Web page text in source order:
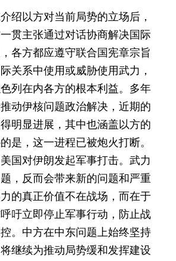
绍以方对当前局势的立场后，
贯主张通过对话协商解决国际
各方都应遵守联合国宪章宗旨
关系中使用或威胁使用武力，
列在内各方的根本利益。多年
动伊核问题政治解决，近期的
明显进展，其中也涵盖以方的
是，这一进程已被炮火打断。
国对伊朗发起军事打击。武力
，反而会带来新的问题和严重
的真正价值不在战场，而在于
吁立即停止军事行动，防止战
。中方在中东问题上始终坚持
继续为推动局势缓和发挥建设